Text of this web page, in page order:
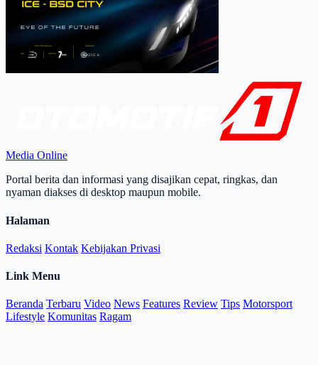
Media Online
Portal berita dan informasi yang disajikan cepat, ringkas, dan
nyaman diakses di desktop maupun mobile.
Halaman
Redaksi Kontak Kebijakan Privasi
Link Menu
Beranda Terbaru Video News Features Review Tips Motorsport
Lifestyle Komunitas Ragam